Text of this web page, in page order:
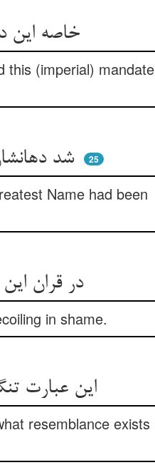
this (imperial) mandate
شد دهانشان تلخ ازین شرم و خجل ** که قرین شد نام اعظم با اقل 25
Name had been
در قران این جهان با آن جهان ** این جهان از شرم می‌گردد جهان
in shame.
resemblance exists